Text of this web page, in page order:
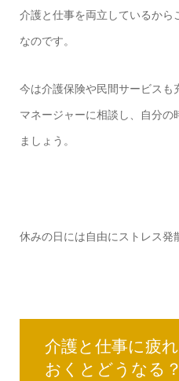
介護と仕事を両立しているか
なのです。
今は介護保険や民間サービス
マネージャーに相談し、自分
ましょう。
休みの日には自由にストレス発
介護と仕事に疲
おくとどうなる？